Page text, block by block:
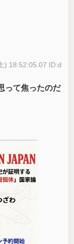
) 18:52:05.07 ID:d
って焦ったのだ